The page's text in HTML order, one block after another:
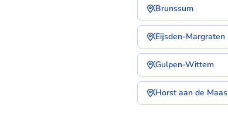
Brunssum
Eijsden-Margraten
Gulpen-Wittem
Horst aan de Maas